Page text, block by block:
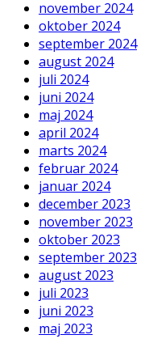
november 2024
oktober 2024
september 2024
august 2024
juli 2024
juni 2024
maj 2024
april 2024
marts 2024
februar 2024
januar 2024
december 2023
november 2023
oktober 2023
september 2023
august 2023
juli 2023
juni 2023
maj 2023